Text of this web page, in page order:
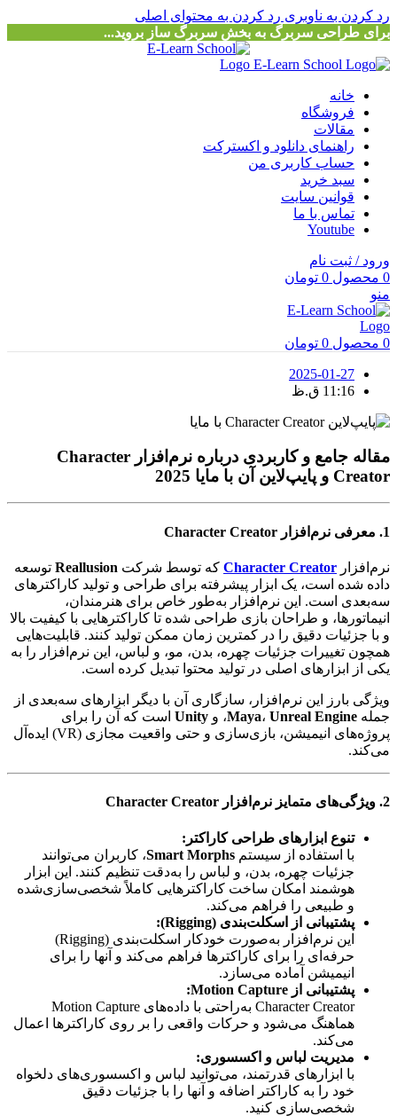
رد کردن به ناوبری رد کردن به محتوای اصلی
برای طراحی سربرگ به بخش سربرگ ساز بروید...
خانه
فروشگاه
مقالات
راهنمای دانلود و اکسترکت
حساب کاربری من
سبد خرید
قوانین سایت
تماس با ما
Youtube
ورود / ثبت نام
0 محصول 0 تومان
منو
0 محصول 0 تومان
2025-01-27
11:16 ق.ظ
مقاله جامع و کاربردی درباره نرم‌افزار Character
Creator و پایپ‌لاین آن با مایا 2025
1. معرفی نرم‌افزار Character Creator
نرم‌افزار Character Creator که توسط شرکت Reallusion توسعه
داده شده است، یک ابزار پیشرفته برای طراحی و تولید کاراکترهای
سه‌بعدی است. این نرم‌افزار به‌طور خاص برای هنرمندان،
انیماتورها، و طراحان بازی طراحی شده تا کاراکترهایی با کیفیت بالا
و با جزئیات دقیق را در کمترین زمان ممکن تولید کنند. قابلیت‌هایی
همچون تغییرات جزئیات چهره، بدن، مو، و لباس، این نرم‌افزار را به
یکی از ابزارهای اصلی در تولید محتوا تبدیل کرده است.
ویژگی بارز این نرم‌افزار، سازگاری آن با دیگر ابزارهای سه‌بعدی از
جمله
Maya، Unreal Engine ، و Unity است که آن را برای
پروژه‌های انیمیشن، بازی‌سازی و حتی واقعیت مجازی (VR) ایده‌آل
می‌کند.
2. ویژگی‌های متمایز نرم‌افزار Character Creator
تنوع ابزارهای طراحی کاراکتر:
با استفاده از سیستم Smart Morphs، کاربران می‌توانند
جزئیات چهره، بدن، و لباس را به‌دقت تنظیم کنند. این ابزار
هوشمند امکان ساخت کاراکترهایی کاملاً شخصی‌سازی‌شده
و طبیعی را فراهم می‌کند.
پشتیبانی از اسکلت‌بندی (Rigging):
این نرم‌افزار به‌صورت خودکار اسکلت‌بندی (Rigging)
حرفه‌ای را برای کاراکترها فراهم می‌کند و آنها را برای
انیمیشن آماده می‌سازد.
پشتیبانی از Motion Capture:
Character Creator به‌راحتی با داده‌های Motion Capture
هماهنگ می‌شود و حرکات واقعی را بر روی کاراکترها اعمال
می‌کند.
مدیریت لباس و اکسسوری:
با ابزارهای قدرتمند، می‌توانید لباس و اکسسوری‌های دلخواه
خود را به کاراکتر اضافه و آنها را با جزئیات دقیق
شخصی‌سازی کنید.